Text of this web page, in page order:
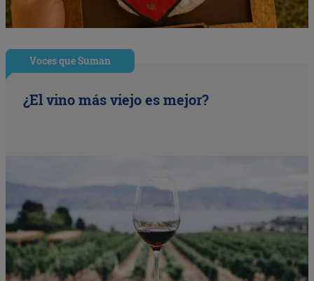
Voces que Suman
¿El vino más viejo es mejor?